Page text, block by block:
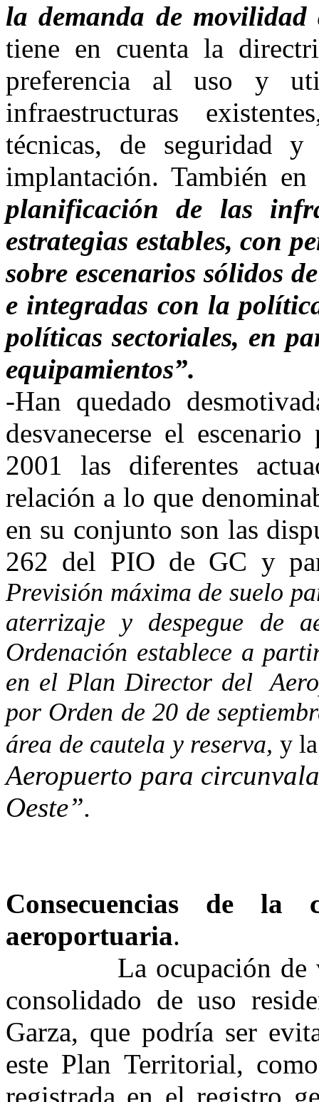
la demanda de
tiene en cuenta la
preferencia al uso y
infraestructuras
técnicas, de seguridad
implantación. También
planificación de las
estrategias estables, con
sobre escenarios sólidos
e integradas con la
políticas sectoriales, en
equipamientos”.
-Han quedado
desvanecerse el
2001 las diferentes
relación a lo que
en su conjunto son las
262 del PIO de GC y
Previsión máxima de suelo
aterrizaje y despegue de
Ordenación establece a
en el Plan Director del
por Orden de 20 de
área de cautela y reserva, y
Aeropuerto para
Oeste”.
Consecuencias de la
aeroportuaria.
La ocupación de
consolidado de uso
Garza, que podría ser
este Plan Territorial,